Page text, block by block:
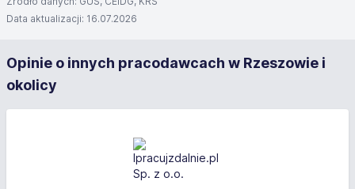
Data aktualizacji: 16.07.2026
Opinie o innych pracodawcach w Rzeszowie i
okolicy